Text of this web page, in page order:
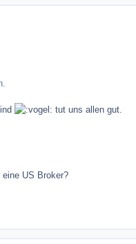
tut uns allen gut.
US Broker?